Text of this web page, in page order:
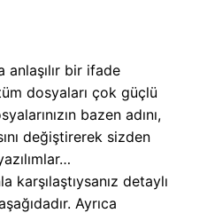
anlaşılır bir ifade
dosyaları çok güçlü
bazen adını,
değiştirerek sizden
karşılaştıysanız detaylı
Ayrıca